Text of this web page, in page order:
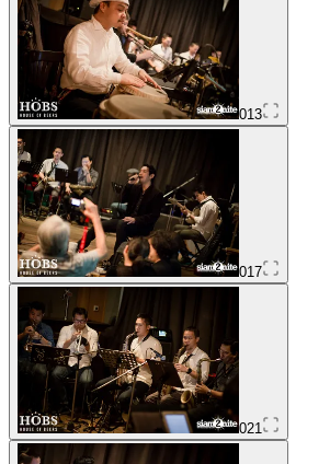
013
017
021